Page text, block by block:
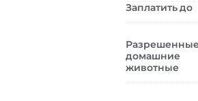
Заплатить до
Разрешенные
домашние
животные